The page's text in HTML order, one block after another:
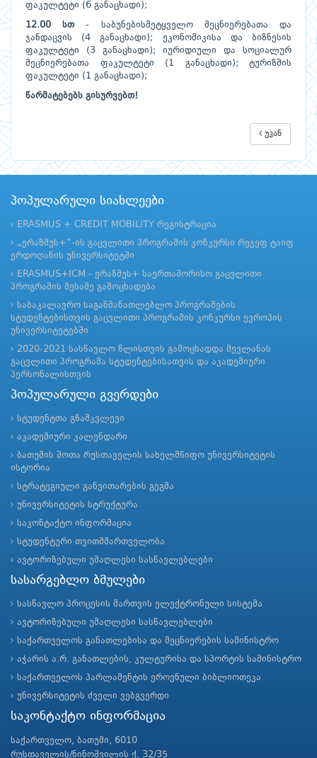
ფაკულტეტი (6 განაცხადი);
12.00 სთ- საბუნებისმეტყველო მეცნიერებათა და
ჯანდაცვის (4 განაცხადი); ეკონომიკისა და ბიზნესის
ფაკულტეტი (3 განაცხადი); იურიდიული და სოციალურ
მეცნიერებათა ფაკულტეტი (1 განაცხადი); ტურიზმის
ფაკულტეტი (1 განაცხადი);
წარმატებებს გისურვებთ!
უკან
პოპულარული სიახლეები
ERASMUS + CREDIT MOBILITY რეგისტრაცია
„ერაზმუს+“-ის გაცვლითი პროგრამის კონკურსი რეჯეფ ტაიფ
ერდოღანის უნივერსიტეტში
ERASMUS+ICM - ერაზმუს+ საერთაშორისო გაცვლითი
პროგრამის მესამე გამოცხადება
საბაკალავრო საგანმანათლებლო პროგრამების
სტუდენტებისთვის გაცვლითი პროგრამის კონკურსი ევროპის
უნივერსიტეტებში
2020-2021 სასწავლო წლისთვის გამოცხადდა მევლანას
გაცვლითი პროგრამა სტუდენტებისათვის და აკადემიური
პერსონალისთვის
პოპულარული გვერდები
სტუდენტთა გზამკვლევი
აკადემიური კალენდარი
ბათუმის შოთა რუსთაველის სახელმწიფო უნივერსიტეტის
ისტორია
სტრატეგიული განვითარების გეგმა
უნივერსიტეტის სტრუქტურა
საკონტაქტო ინფორმაცია
სტუდენტური თვითმმართველობა
ავტორიზებული უმაღლესი სასწავლებლები
სასარგებლო ბმულები
სასწავლო პროცესის მართვის ელექტრონული სისტემა
ავტორიზებული უმაღლესი სასწავლებლები
საქართველოს განათლებისა და მეცნიერების სამინისტრო
აჭარის ა.რ. განათლების, კულტურისა და სპორტის სამინისტრო
საქართველოს პარლამენტის ეროვნული ბიბლიოთეკა
უნივერსიტეტის ძველი ვებგვერდი
საკონტაქტო ინფორმაცია
საქართველო, ბათუმი, 6010
რუსთაველის/ნინოშვილის ქ. 32/35